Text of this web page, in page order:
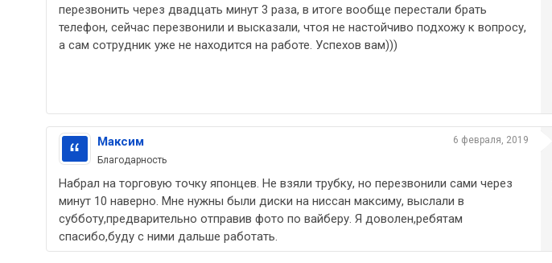
перезвонить через двадцать минут 3 раза, в итоге вообще перестали брать
телефон, сейчас перезвонили и высказали, чтоя не настойчиво подхожу к вопросу,
а сам сотрудник уже не находится на работе. Успехов вам)))
6 февраля, 2019
Максим
Благодарность
Набрал на торговую точку японцев. Не взяли трубку, но перезвонили сами через
минут 10 наверно. Мне нужны были диски на ниссан максиму, выслали в
субботу,предварительно отправив фото по вайберу. Я доволен,ребятам
спасибо,буду с ними дальше работать.